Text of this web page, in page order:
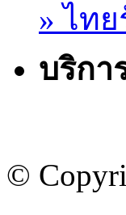
» ไทย
บริกา
©